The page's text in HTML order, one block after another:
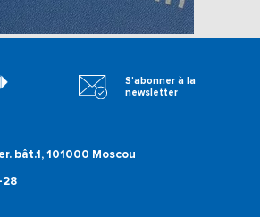
bât.1, 101000 Moscou
28
S'abonner à la
newsletter